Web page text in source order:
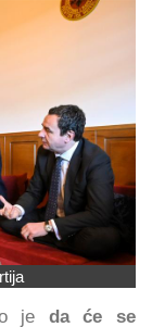
je da će se